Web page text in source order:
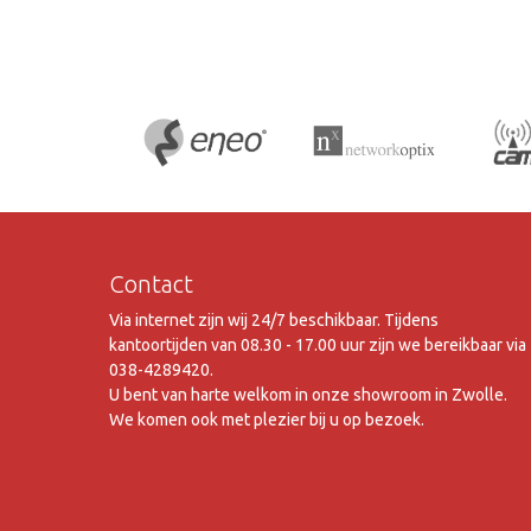
Contact
Via internet zijn wij 24/7 beschikbaar. Tijdens
kantoortijden van 08.30 - 17.00 uur zijn we bereikbaar via
038-4289420.
U bent van harte welkom in onze showroom in Zwolle.
We komen ook met plezier bij u op bezoek.